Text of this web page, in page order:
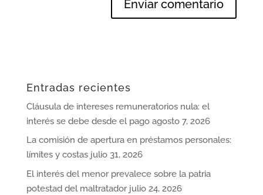
Entradas recientes
Cláusula de intereses remuneratorios nula: el
interés se debe desde el pago agosto 7, 2026
La comisión de apertura en préstamos personales:
límites y costas julio 31, 2026
El interés del menor prevalece sobre la patria
potestad del maltratador julio 24, 2026